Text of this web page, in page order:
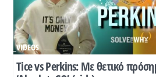
Tice vs Perkins: Με θετικό
_VIDEOS